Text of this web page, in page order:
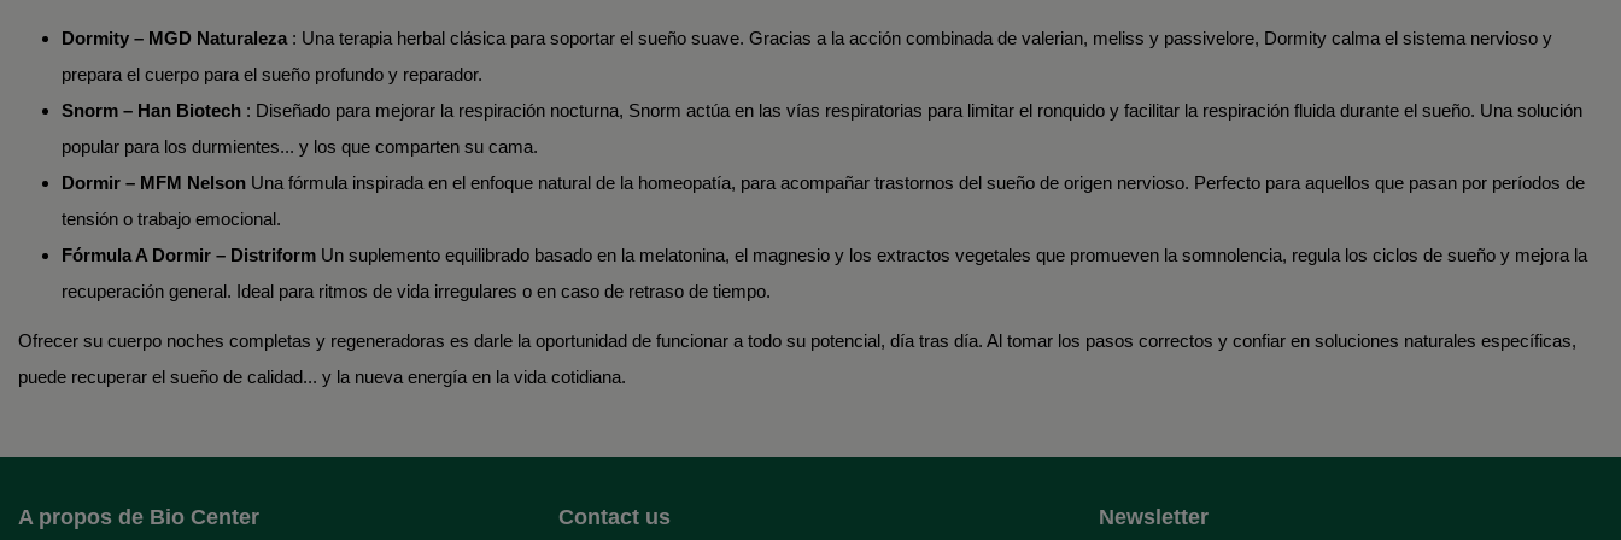
Dormity – MGD Naturaleza : Una terapia herbal clásica para soportar el sueño suave. Gracias a la acción combinada de valerian, meliss y passivelore, Dormity calma el sistema nervioso y
prepara el cuerpo para el sueño profundo y reparador.
Snorm – Han Biotech : Diseñado para mejorar la respiración nocturna, Snorm actúa en las vías respiratorias para limitar el ronquido y facilitar la respiración fluida durante el sueño. Una solución
popular para los durmientes... y los que comparten su cama.
Dormir – MFM Nelson Una fórmula inspirada en el enfoque natural de la homeopatía, para acompañar trastornos del sueño de origen nervioso. Perfecto para aquellos que pasan por períodos de
tensión o trabajo emocional.
Fórmula A Dormir – Distriform Un suplemento equilibrado basado en la melatonina, el magnesio y los extractos vegetales que promueven la somnolencia, regula los ciclos de sueño y mejora la
recuperación general. Ideal para ritmos de vida irregulares o en caso de retraso de tiempo.
Ofrecer su cuerpo noches completas y regeneradoras es darle la oportunidad de funcionar a todo su potencial, día tras día. Al tomar los pasos correctos y confiar en soluciones naturales específicas,
puede recuperar el sueño de calidad... y la nueva energía en la vida cotidiana.
A propos de Bio Center Contact us Newsletter